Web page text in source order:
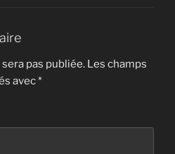
pas publiée. Les champs
avec*